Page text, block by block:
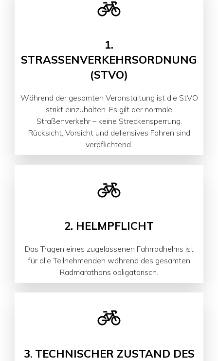
1.
STRASSENVERKEHRSORDNUNG (
STVO)
Während der gesamten Veranstaltung ist die StVO
strikt einzuhalten. Es gilt der normale
Straßenverkehr – keine Streckensperrung.
Rücksicht, Vorsicht und defensives Fahren sind
verpflichtend.
2. HELMPFLICHT
Das Tragen eines zugelassenen Fahrradhelms ist
für alle Teilnehmenden während des gesamten
Radmarathons obligatorisch.
3. TECHNISCHER ZUSTAND DES